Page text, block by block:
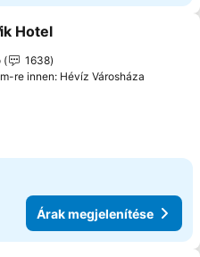
a kedvencekhez
Hotel
1638
re innen: Hévíz Városháza
Árak megjelenítése